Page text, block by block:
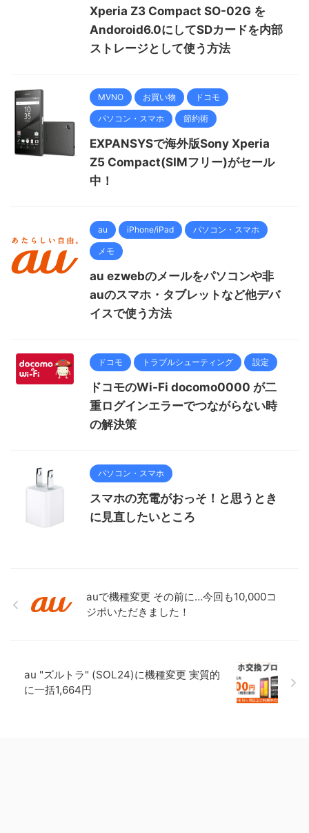
Xperia Z3 Compact SO-02G を
Andoroid6.0にしてSDカードを内部
ストレージとして使う方法
MVNO お買い物 ドコモ
パソコン・スマホ 節約術
EXPANSYSで海外版Sony Xperia
Z5 Compact(SIMフリー)がセール
中！
au iPhone/iPad パソコン・スマホ
メモ
au ezwebのメールをパソコンや非
auのスマホ・タブレットなど他デバ
イスで使う方法
ドコモ トラブルシューティング 設定
ドコモのWi-Fi docomo0000 が二
重ログインエラーでつながらない時
の解決策
パソコン・スマホ
スマホの充電がおっそ！と思うとき
に見直したいところ
auで機種変更 その前に…今回も10,000コ
ジポいただきました！
au "ズルトラ" (SOL24)に機種変更 実質的
に一括1,664円